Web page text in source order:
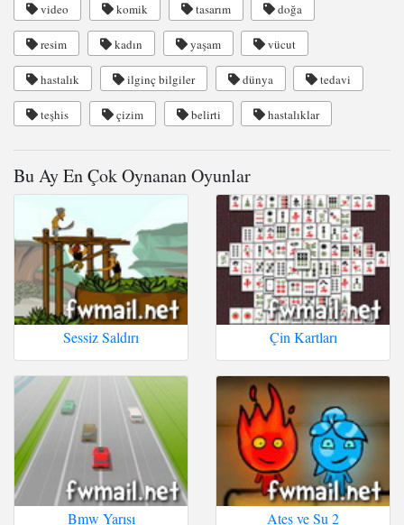
video komik tasarım doğa
resim kadın yaşam vücut
hastalık ilginç bilgiler dünya tedavi
teşhis çizim belirti hastalıklar
Bu Ay En Çok Oynanan Oyunlar
Sessiz Saldırı Çin Kartları
Bmw Yarışı Ateş ve Su 2